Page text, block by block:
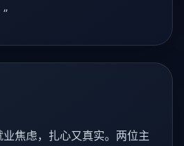
焦虑，扎心又真实。两位主